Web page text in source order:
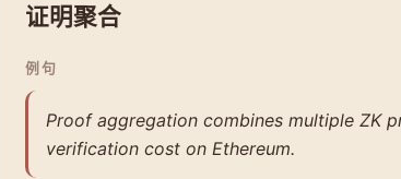
证明聚合
例句
Proof aggregation combines multiple ZK
verification cost on Ethereum.